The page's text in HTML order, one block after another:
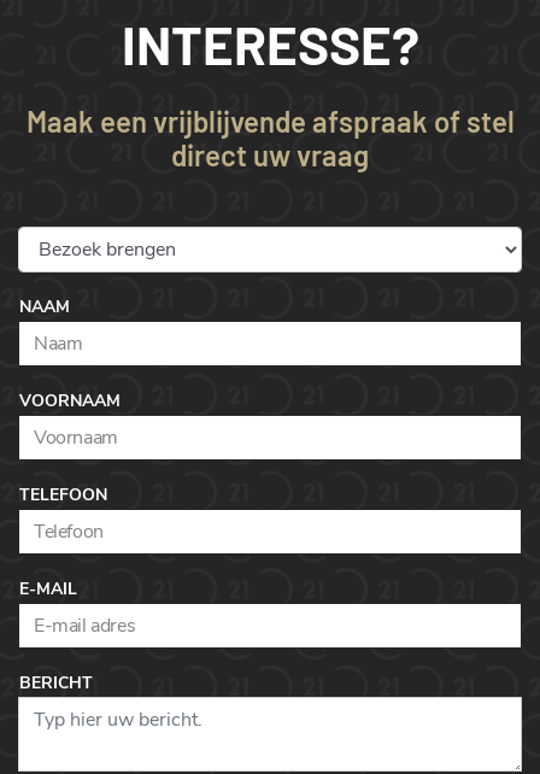
INTERESSE?
Maak een vrijblijvende afspraak of stel
direct uw vraag
NAAM
VOORNAAM
TELEFOON
E-MAIL
BERICHT